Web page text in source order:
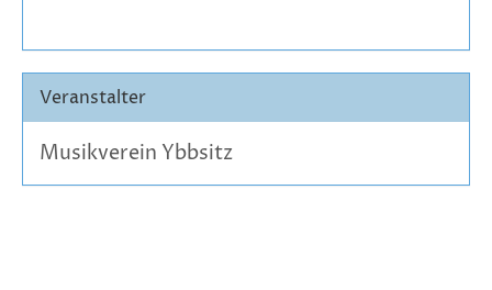
Veranstalter
Musikverein Ybbsitz